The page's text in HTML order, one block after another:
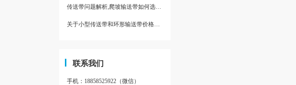
传送带问题解析,爬坡输送带如何选择,推荐一款防滑输送带
关于小型传送带和环形输送带价格，他们有什么区别点。
联系我们
手机：18858525922（微信）